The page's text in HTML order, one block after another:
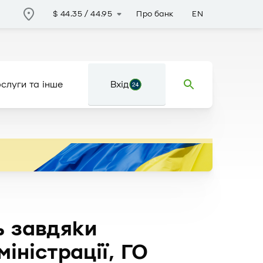
$ 44.35 /44.95 Про банк EN
та інше Вхід
завдяки
ГО